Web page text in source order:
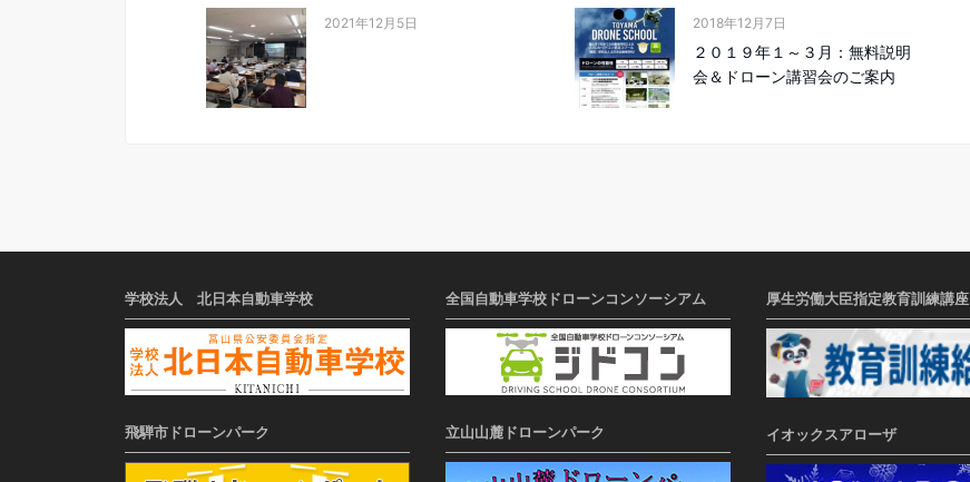
2021年12月5日 2018年12月7日
２０１９年１～３月：無料説明
会＆ドローン講習会のご案内
学校法人 北日本自動車学校
飛騨市ドローンパーク
全国自動車学校ドローンコンソーシアム
立山山麓ドローンパーク
厚生労働大臣指定教育訓練講座
イオックスアローザ